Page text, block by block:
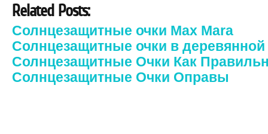
Related Posts:
Солнцезащитные очки Max Mara
Солнцезащитные очки в деревянной
Солнцезащитные Очки Как
Солнцезащитные Очки Оправы